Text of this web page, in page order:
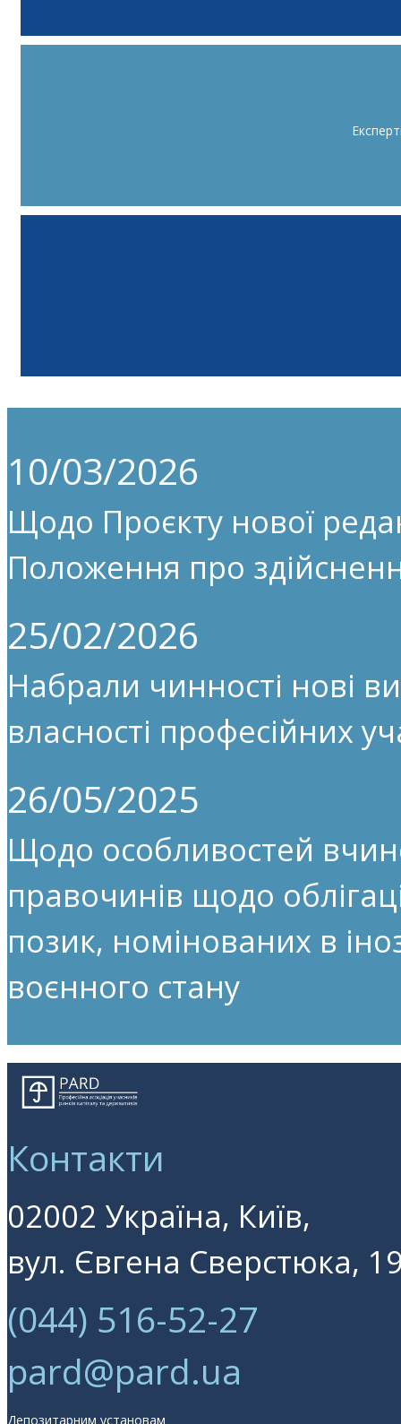
10/03/2026
Щодо Проєкту нової
Положення про
25/02/2026
Набрали чинності нові
власності професійних
26/05/2025
Щодо особливостей
правочинів щодо
позик, номінованих в
воєнного стану
Контакти
02002 Україна, Київ,
вул. Євгена Сверстюка,
(044) 516-52-27
pard@pard.ua
Депозитарним установам